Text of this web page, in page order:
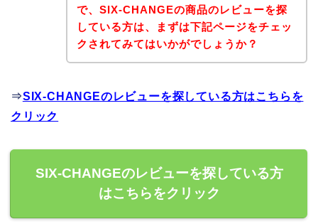
で、SIX-CHANGEの商品のレビューを探
している方は、まずは下記ページをチェッ
クされてみてはいかがでしょうか？
⇒SIX-CHANGEのレビューを探している方はこちらを
クリック
SIX-CHANGEのレビューを探している方
はこちらをクリック